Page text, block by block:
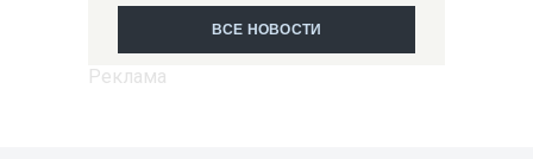
ВСЕ НОВОСТИ